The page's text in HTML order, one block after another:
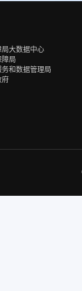
局大数据中心
障局
和数据管理局
府